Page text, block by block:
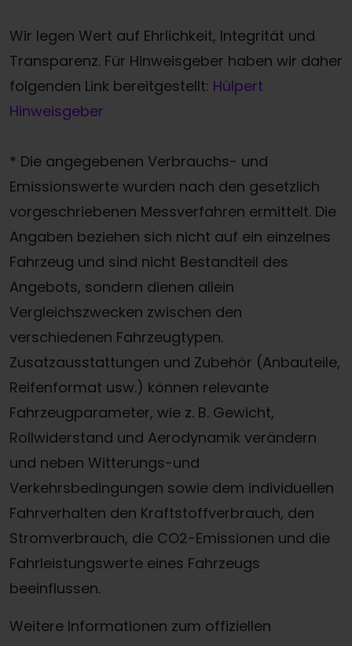
Wir legen Wert auf Ehrlichkeit, Integrität und
Transparenz. Für Hinweisgeber haben wir daher
folgenden Link bereitgestellt: Hülpert
Hinweisgeber
* Die angegebenen Verbrauchs- und
Emissionswerte wurden nach den gesetzlich
vorgeschriebenen Messverfahren ermittelt. Die
Angaben beziehen sich nicht auf ein einzelnes
Fahrzeug und sind nicht Bestandteil des
Angebots, sondern dienen allein
Vergleichszwecken zwischen den
verschiedenen Fahrzeugtypen.
Zusatzausstattungen und Zubehör (Anbauteile,
Reifenformat usw.) können relevante
Fahrzeugparameter, wie z. B. Gewicht,
Rollwiderstand und Aerodynamik verändern
und neben Witterungs-und
Verkehrsbedingungen sowie dem individuellen
Fahrverhalten den Kraftstoffverbrauch, den
Stromverbrauch, die CO2-Emissionen und die
Fahrleistungswerte eines Fahrzeugs
beeinflussen.
Weitere Informationen zum offiziellen